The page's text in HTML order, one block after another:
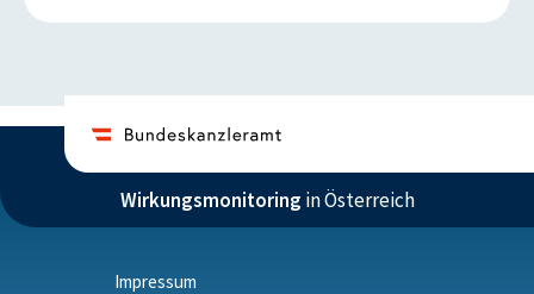
Wirkungsmonitoring in Österreich
Impressum